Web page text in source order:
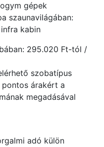
gépek
szaunavilágában:
kabin
295.020 Ft-tól /
szobatípus
árakért a
megadásával
adó külön